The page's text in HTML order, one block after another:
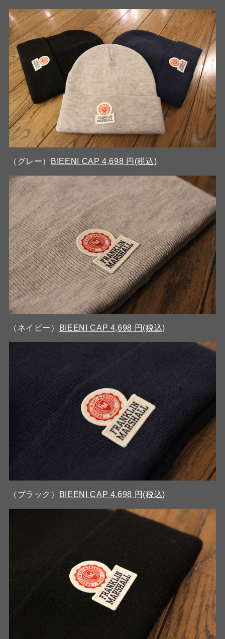
（グレー） BIEENI CAP 4,698 円(税込)
（ネイビー） BIEENI CAP 4,698 円(税込)
（ブラック） BIEENI CAP 4,698 円(税込)